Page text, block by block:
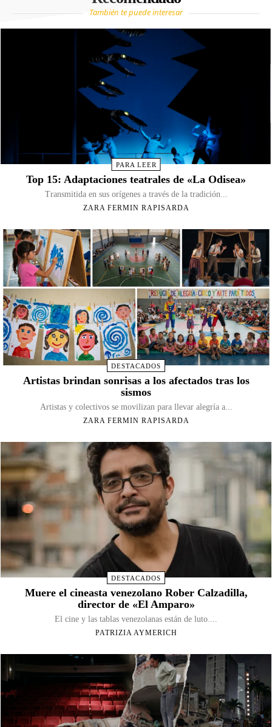
También te puede interesar
PARA LEER
Top 15: Adaptaciones teatrales de «La Odisea»
Transmitida en sus orígenes a través de la tradición...
ZARA FERMIN RAPISARDA
DESTACADOS
Artistas brindan sonrisas a los afectados tras los
sismos
Artistas y colectivos se movilizan para llevar alegría a...
ZARA FERMIN RAPISARDA
DESTACADOS
Muere el cineasta venezolano Rober Calzadilla,
director de «El Amparo»
El cine y las tablas venezolanas están de luto....
PATRIZIA AYMERICH